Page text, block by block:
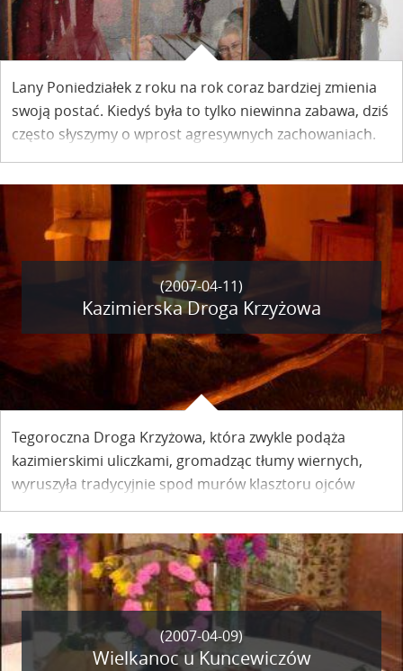
Lany Poniedziałek z roku na rok coraz bardziej zmienia
swoją postać. Kiedyś była to tylko niewinna zabawa, dziś
często słyszymy o wprost agresywnych zachowaniach.
Zdarza się, że przez grupy wyrostków z wiadrami
atakowani są nawet starsi ludzie. W Kazimierzu w tym
roku takie przypadki się nie zdarzały.
(2007-04-11)
Kazimierska Droga Krzyżowa
Tegoroczna Droga Krzyżowa, która zwykle podąża
kazimierskimi uliczkami, gromadząc tłumy wiernych,
wyruszyła tradycyjnie spod murów klasztoru ojców
franciszkanów - prosto do Fary. Złośliwość przedmiotów
martwych - zawiodło nagłośnienie.
(2007-04-09)
Wielkanoc u Kuncewiczów